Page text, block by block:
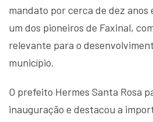
mandato por cerca de dez anos
um dos pioneiros de Faxinal,
relevante para o
município.
O prefeito Hermes Santa Rosa
inauguração e destacou a